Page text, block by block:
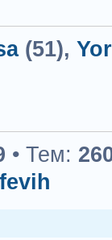
(51),
• Тем: